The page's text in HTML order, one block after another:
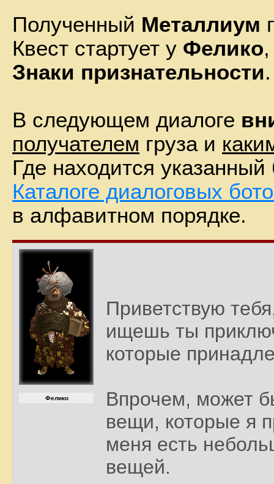
Полученный Металлиум
Квест стартует у Фелико
Знаки признательности.
В следующем диалоге
получателем груза и
Где находится
Каталоге диалоговых
в алфавитном порядке.
Фелико
Приветствую
ищешь ты
которые
Впрочем, может
вещи, которые я
меня есть
вещей.